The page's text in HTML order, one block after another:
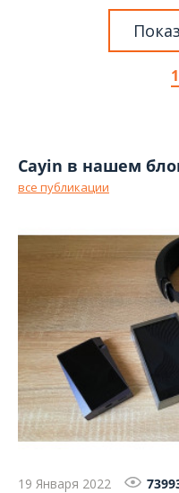
1
Cayin в нашем
19 Января 2022
все публикации